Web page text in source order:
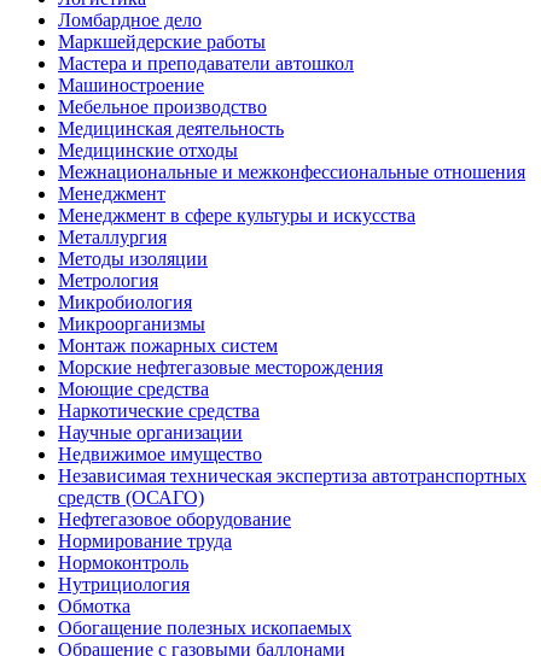
Ломбардное дело
Маркшейдерские работы
Мастера и преподаватели автошкол
Машиностроение
Мебельное производство
Медицинская деятельность
Медицинские отходы
Межнациональные и межконфессиональные отношения
Менеджмент
Менеджмент в сфере культуры и искусства
Металлургия
Методы изоляции
Метрология
Микробиология
Микроорганизмы
Монтаж пожарных систем
Морские нефтегазовые месторождения
Моющие средства
Наркотические средства
Научные организации
Недвижимое имущество
Независимая техническая экспертиза автотранспортных
средств (ОСАГО)
Нефтегазовое оборудование
Нормирование труда
Нормоконтроль
Нутрициология
Обмотка
Обогащение полезных ископаемых
Обращение с газовыми баллонами